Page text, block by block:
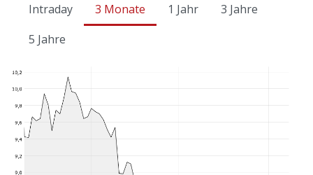
Intraday 3 Monate 1 Jahr
3 Jahre
5 Jahre